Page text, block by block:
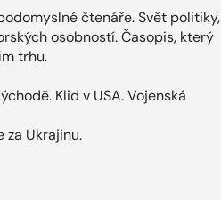
čtenáře. Svět politiky,
osobností. Časopis, který
trhu.
Klid v USA. Vojenská
za Ukrajinu.